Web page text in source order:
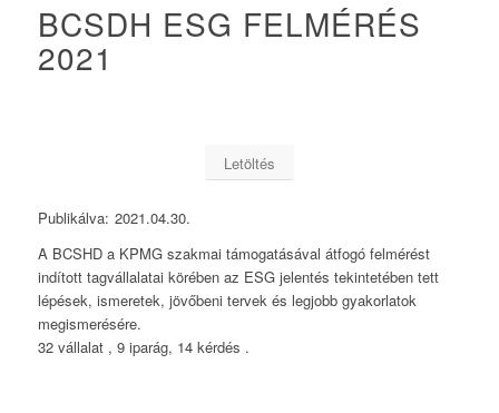
BCSDH ESG FELMÉRÉS
2021
Letöltés
Publikálva: 2021.04.30.
A BCSHD a KPMG szakmai támogatásával átfogó felmérést
indított tagvállalatai körében az ESG jelentés tekintetében tett
lépések, ismeretek, jövőbeni tervek és legjobb gyakorlatok
megismerésére.
32 vállalat , 9 iparág, 14 kérdés .